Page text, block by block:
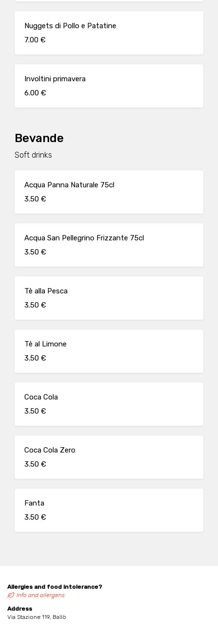
Nuggets di Pollo e Patatine
7.00 €
Involtini primavera
6.00 €
Bevande
Soft drinks
Acqua Panna Naturale 75cl
3.50 €
Acqua San Pellegrino Frizzante 75cl
3.50 €
Tè alla Pesca
3.50 €
Tè al Limone
3.50 €
Coca Cola
3.50 €
Coca Cola Zero
3.50 €
Fanta
3.50 €
Allergies and food intolerance?
Info and allergens
Address
Via Stazione 119, Ballò